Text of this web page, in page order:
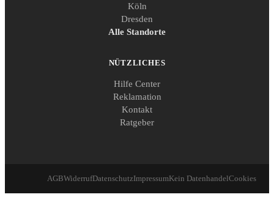
Köln
Dresden
Alle Standorte
NÜTZLICHES
Hilfe Center
Reklamation
Kontakt
Ratgeber
AGBWiderrufDatenschutzImpressumKein DatenhandelCookies